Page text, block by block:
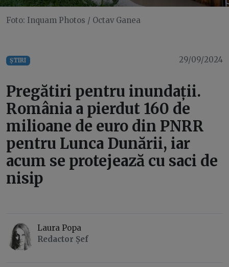
Foto: Inquam Photos / Octav Ganea
ȘTIRI 29/09/2024
Pregătiri pentru inundații.
România a pierdut 160 de
milioane de euro din PNRR
pentru Lunca Dunării, iar
acum se protejează cu saci de
nisip
Laura Popa
Redactor Șef